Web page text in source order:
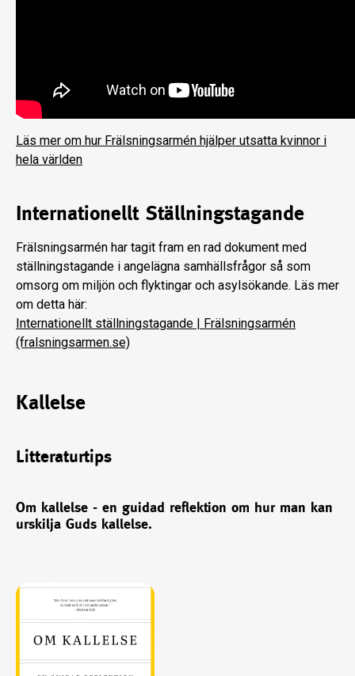
Läs mer om hur Frälsningsarmén hjälper utsatta kvinnor i
hela världen
Internationellt Ställningstagande
Frälsningsarmén har tagit fram en rad dokument med
ställningstagande i angelägna samhällsfrågor så som
omsorg om miljön och flyktingar och asylsökande. Läs mer
om detta här:
Internationellt ställningstagande | Frälsningsarmén
(fralsningsarmen.se)
Kallelse
Litteraturtips
Om kallelse - en guidad reflektion om hur man kan
urskilja Guds kallelse.